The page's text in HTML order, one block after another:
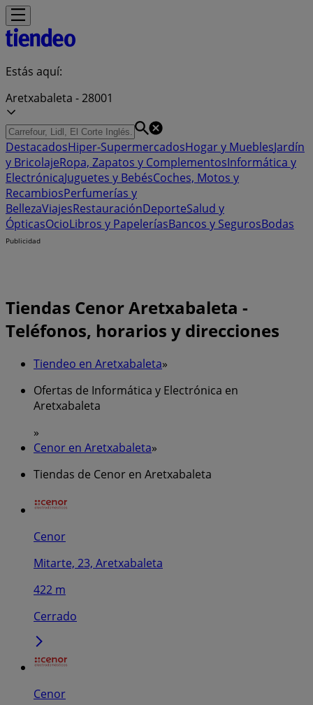
Estás aquí:
Aretxabaleta - 28001
DestacadosHiper-SupermercadosHogar y MueblesJardín
y BricolajeRopa, Zapatos y ComplementosInformática y
ElectrónicaJuguetes y BebésCoches, Motos y
RecambiosPerfumerías y
BellezaViajesRestauraciónDeporteSalud y
ÓpticasOcioLibros y PapeleríasBancos y SegurosBodas
Publicidad
Tiendas Cenor Aretxabaleta -
Teléfonos, horarios y direcciones
Tiendeo en Aretxabaleta»
Ofertas de Informática y Electrónica en
Aretxabaleta
»
Cenor en Aretxabaleta»
Tiendas de Cenor en Aretxabaleta
Cenor
Mitarte, 23, Aretxabaleta
422 m
Cerrado
Cenor